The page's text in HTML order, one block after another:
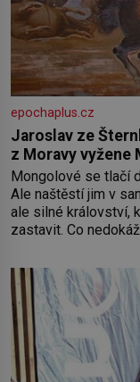
epochaplus.cz
Jaroslav ze
z Moravy vyžene
Mongolové se tlačí
Ale naštěstí jim v
ale silné království,
zastavit. Co
od roku 1223
moře,